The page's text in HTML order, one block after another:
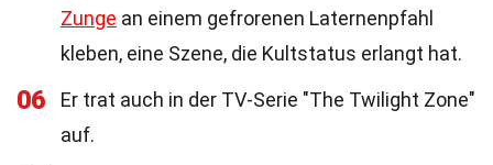
Zunge an einem gefrorenen Laternenpfahl
kleben, eine Szene, die Kultstatus erlangt hat.
06
Er trat auch in der TV-Serie "The Twilight Zone"
auf.